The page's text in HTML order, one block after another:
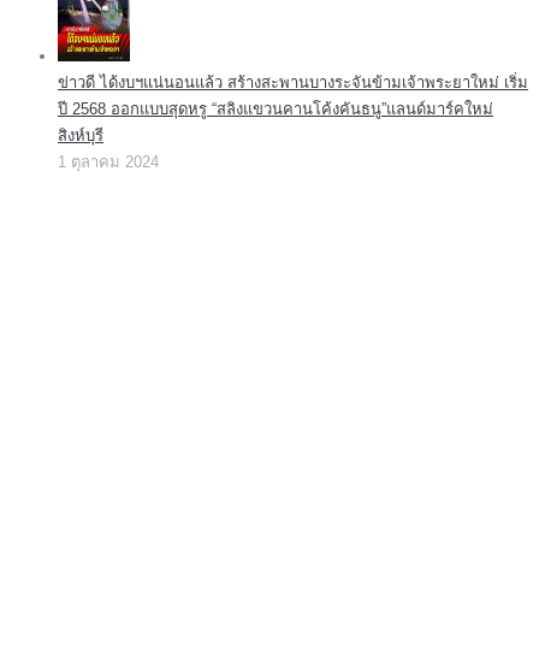
ข่าวดี ได้งบฯแน่นอนแล้ว สร้างสะพานบางระจันข้ามเจ้าพระยาใหม่ เริ่ม
ปี 2568 ออกแบบสุดหรู “สลิงแขวนคานโค้งคันธนู”แลนด์มาร์คใหม่
สิงห์บุรี
1 ตุลาคม 2024